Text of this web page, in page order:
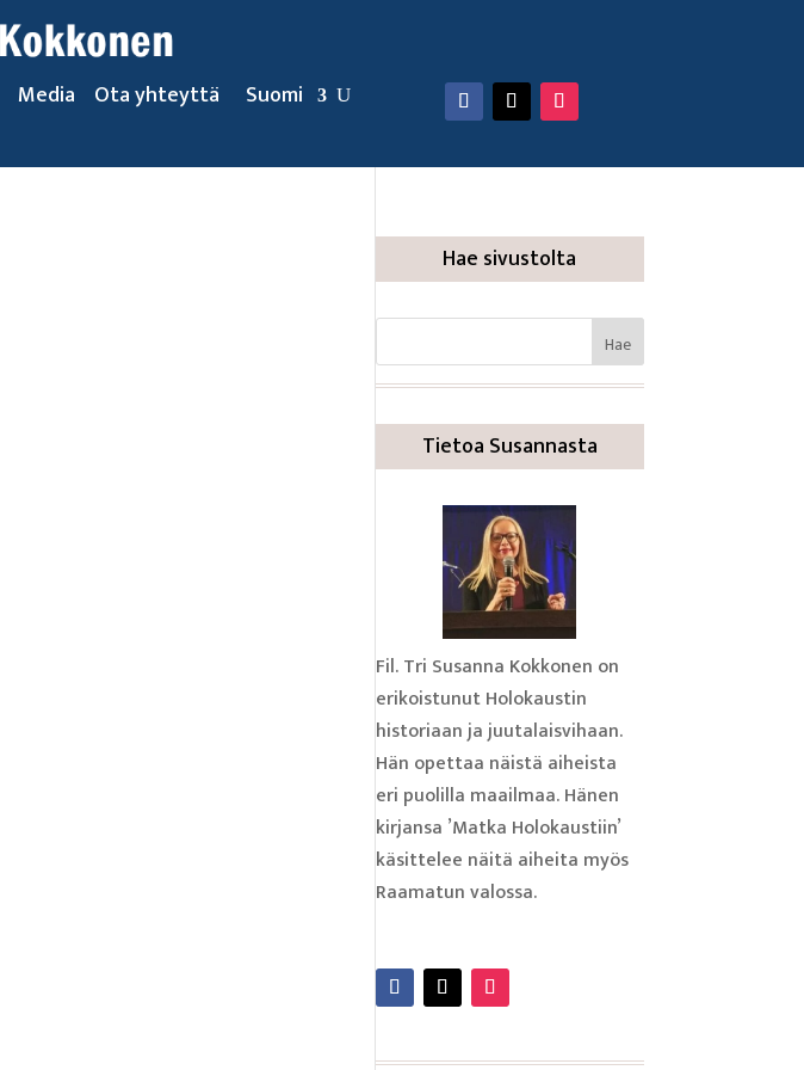
Media Ota yhteyttä Suomi
Hae sivustolta
Tietoa Susannasta
Fil. Tri Susanna Kokkonen on
erikoistunut Holokaustin
historiaan ja juutalaisvihaan.
Hän opettaa näistä aiheista
eri puolilla maailmaa. Hänen
kirjansa ’Matka Holokaustiin’
käsittelee näitä aiheita myös
Raamatun valossa.